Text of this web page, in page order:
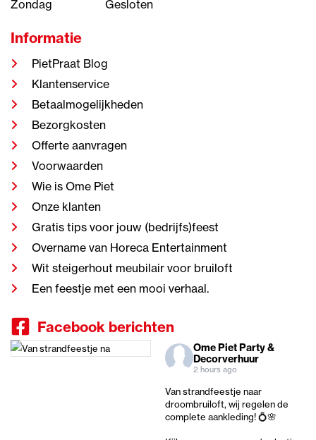
Zondag
Gesloten
Informatie
PietPraat Blog
Klantenservice
Betaalmogelijkheden
Bezorgkosten
Offerte aanvragen
Voorwaarden
Wie is Ome Piet
Onze klanten
Gratis tips voor jouw (bedrijfs)feest
Overname van Horeca Entertainment
Wit steigerhout meubilair voor bruiloft
Een feestje met een mooi verhaal.
Facebook berichten
Ome Piet Party &
Decorverhuur
2 hours ago
Van strandfeestje naar
droombruiloft, wij regelen de
complete aankleding! 💍🌸